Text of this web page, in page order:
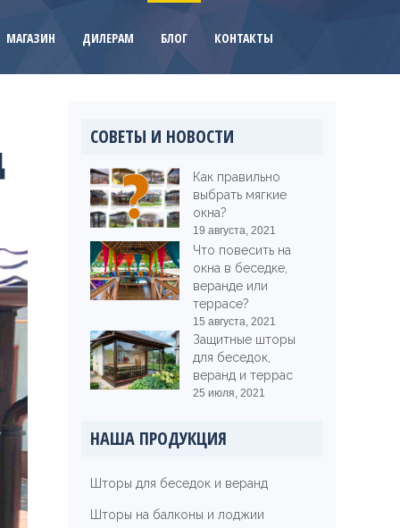
МАГАЗИН ДИЛЕРАМ БЛОГ КОНТАКТЫ
СОВЕТЫ И НОВОСТИ
Как правильно
выбрать мягкие
окна?
19 августа, 2021
Что повесить на
окна в беседке,
веранде или
террасе?
15 августа, 2021
Защитные шторы
для беседок,
веранд и террас
25 июля, 2021
НАША ПРОДУКЦИЯ
Шторы для беседок и веранд
Шторы на балконы и лоджии